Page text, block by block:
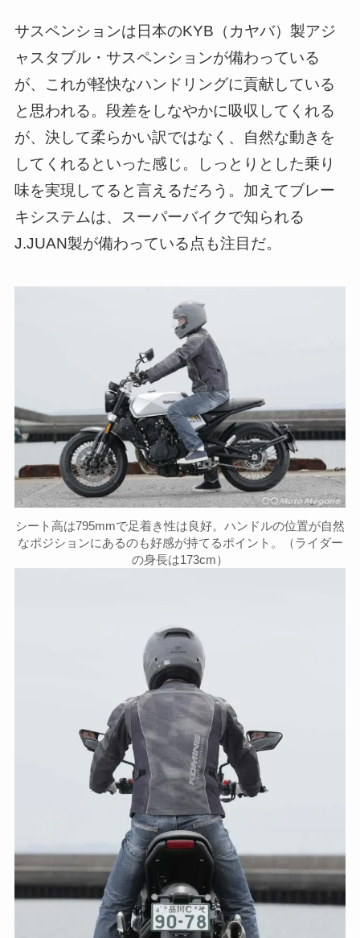
サスペンションは日本のKYB（カヤバ）製アジ
ャスタブル・サスペンションが備わっている
が、これが軽快なハンドリングに貢献している
と思われる。段差をしなやかに吸収してくれる
が、決して柔らかい訳ではなく、自然な動きを
してくれるといった感じ。しっとりとした乗り
味を実現してると言えるだろう。加えてブレー
キシステムは、スーパーバイクで知られる
J.JUAN製が備わっている点も注目だ。
シート高は795mmで足着き性は良好。ハンドルの位置が自然
なポジションにあるのも好感が持てるポイント。（ライダー
の身長は173cm）